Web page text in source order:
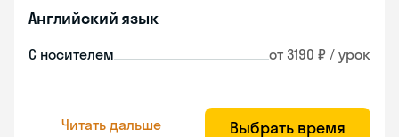
Английский язык
С носителем от 3190 ₽ / урок
Читать дальше Выбрать время